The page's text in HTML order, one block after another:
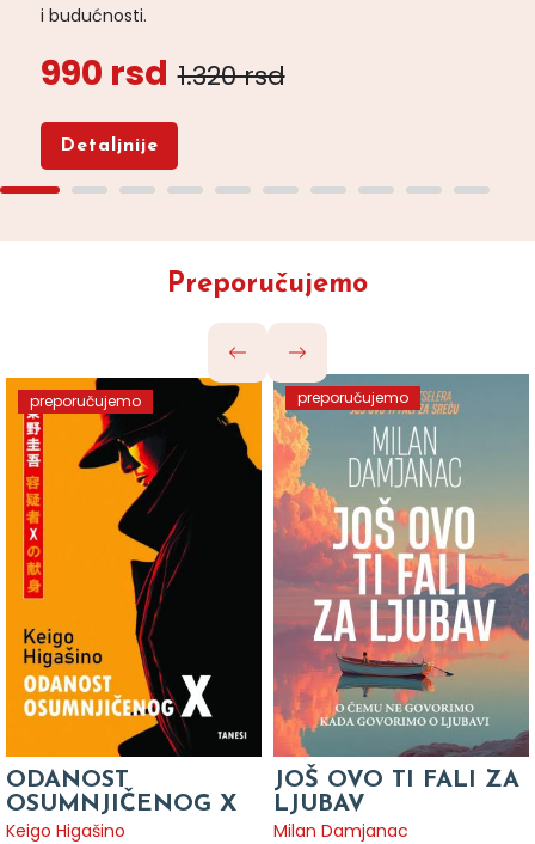
i budućnosti.
990 rsd 1.320 rsd
Detaljnije
Preporučujemo
preporučujemo
ODANOST
OSUMNJIČENOG X
Keigo Higašino
preporučujemo
JOŠ OVO TI FALI ZA
LJUBAV
Milan Damjanac